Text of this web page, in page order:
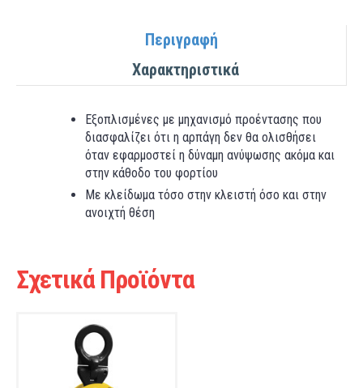
Περιγραφή
Χαρακτηριστικά
Εξοπλισμένες με μηχανισμό προέντασης που
διασφαλίζει ότι η αρπάγη δεν θα ολισθήσει
όταν εφαρμοστεί η δύναμη ανύψωσης ακόμα και
στην κάθοδο του φορτίου
Με κλείδωμα τόσο στην κλειστή όσο και στην
ανοιχτή θέση
Σχετικά Προϊόντα